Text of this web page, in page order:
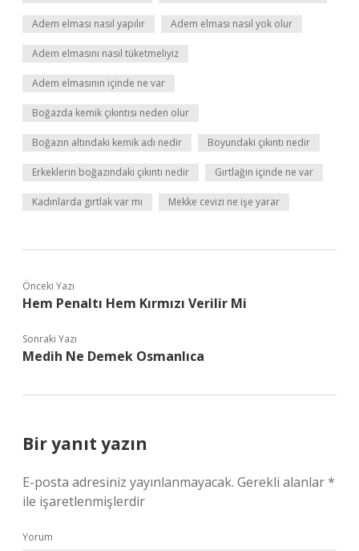
Adem elması nasıl yapılır Adem elması nasıl yok olur
Adem elmasını nasıl tüketmeliyiz
Adem elmasının içinde ne var
Boğazda kemik çıkıntısı neden olur
Boğazın altındaki kemik adı nedir Boyundaki çıkıntı nedir
Erkeklerin boğazındaki çıkıntı nedir Gırtlağın içinde ne var
Kadınlarda gırtlak var mı Mekke cevizi ne işe yarar
Önceki Yazı
Hem Penaltı Hem Kırmızı Verilir Mi
Sonraki Yazı
Medih Ne Demek Osmanlıca
Bir yanıt yazın
E-posta adresiniz yayınlanmayacak. Gerekli alanlar*
ile işaretlenmişlerdir
Yorum